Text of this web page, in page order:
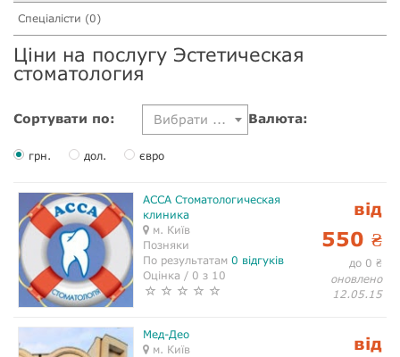
Спеціалісти (0)
Ціни на послугу Эстетическая
стоматология
Сортувати по: Вибрати ... Валюта:
грн. дол. євро
АССА Стоматологическая
клиника
м. Київ
Позняки
По результатам 0 відгуків
Оцінка / 0 з 10
від
550 ₴
до 0 ₴
оновлено
12.05.15
Мед-Део
м. Київ
від